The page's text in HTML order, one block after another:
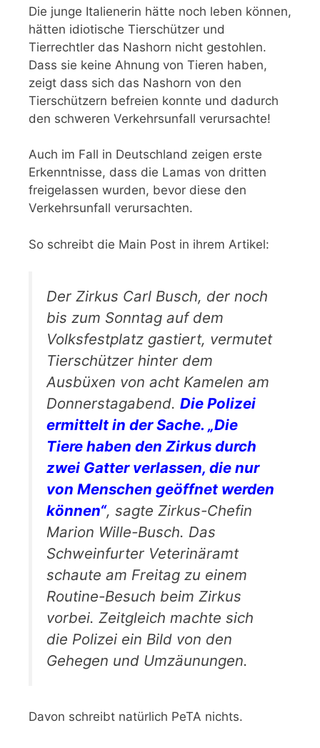
Die junge Italienerin hätte noch leben können,
hätten idiotische Tierschützer und
Tierrechtler das Nashorn nicht gestohlen.
Dass sie keine Ahnung von Tieren haben,
zeigt dass sich das Nashorn von den
Tierschützern befreien konnte und dadurch
den schweren Verkehrsunfall verursachte!
Auch im Fall in Deutschland zeigen erste
Erkenntnisse, dass die Lamas von dritten
freigelassen wurden, bevor diese den
Verkehrsunfall verursachten.
So schreibt die Main Post in ihrem Artikel:
Der Zirkus Carl Busch, der noch
bis zum Sonntag auf dem
Volksfestplatz gastiert, vermutet
Tierschützer hinter dem
Ausbüxen von acht Kamelen am
Donnerstagabend. Die Polizei
ermittelt in der Sache. „Die
Tiere haben den Zirkus durch
zwei Gatter verlassen, die nur
von Menschen geöffnet werden
können“, sagte Zirkus-Chefin
Marion Wille-Busch. Das
Schweinfurter Veterinäramt
schaute am Freitag zu einem
Routine-Besuch beim Zirkus
vorbei. Zeitgleich machte sich
die Polizei ein Bild von den
Gehegen und Umzäunungen.
Davon schreibt natürlich PeTA nichts.